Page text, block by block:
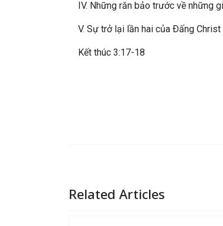
IV. Những răn bảo trước về những
V. Sự trở lại lần hai của Ðấng Christ
Kết thúc 3:17-18
Related Articles